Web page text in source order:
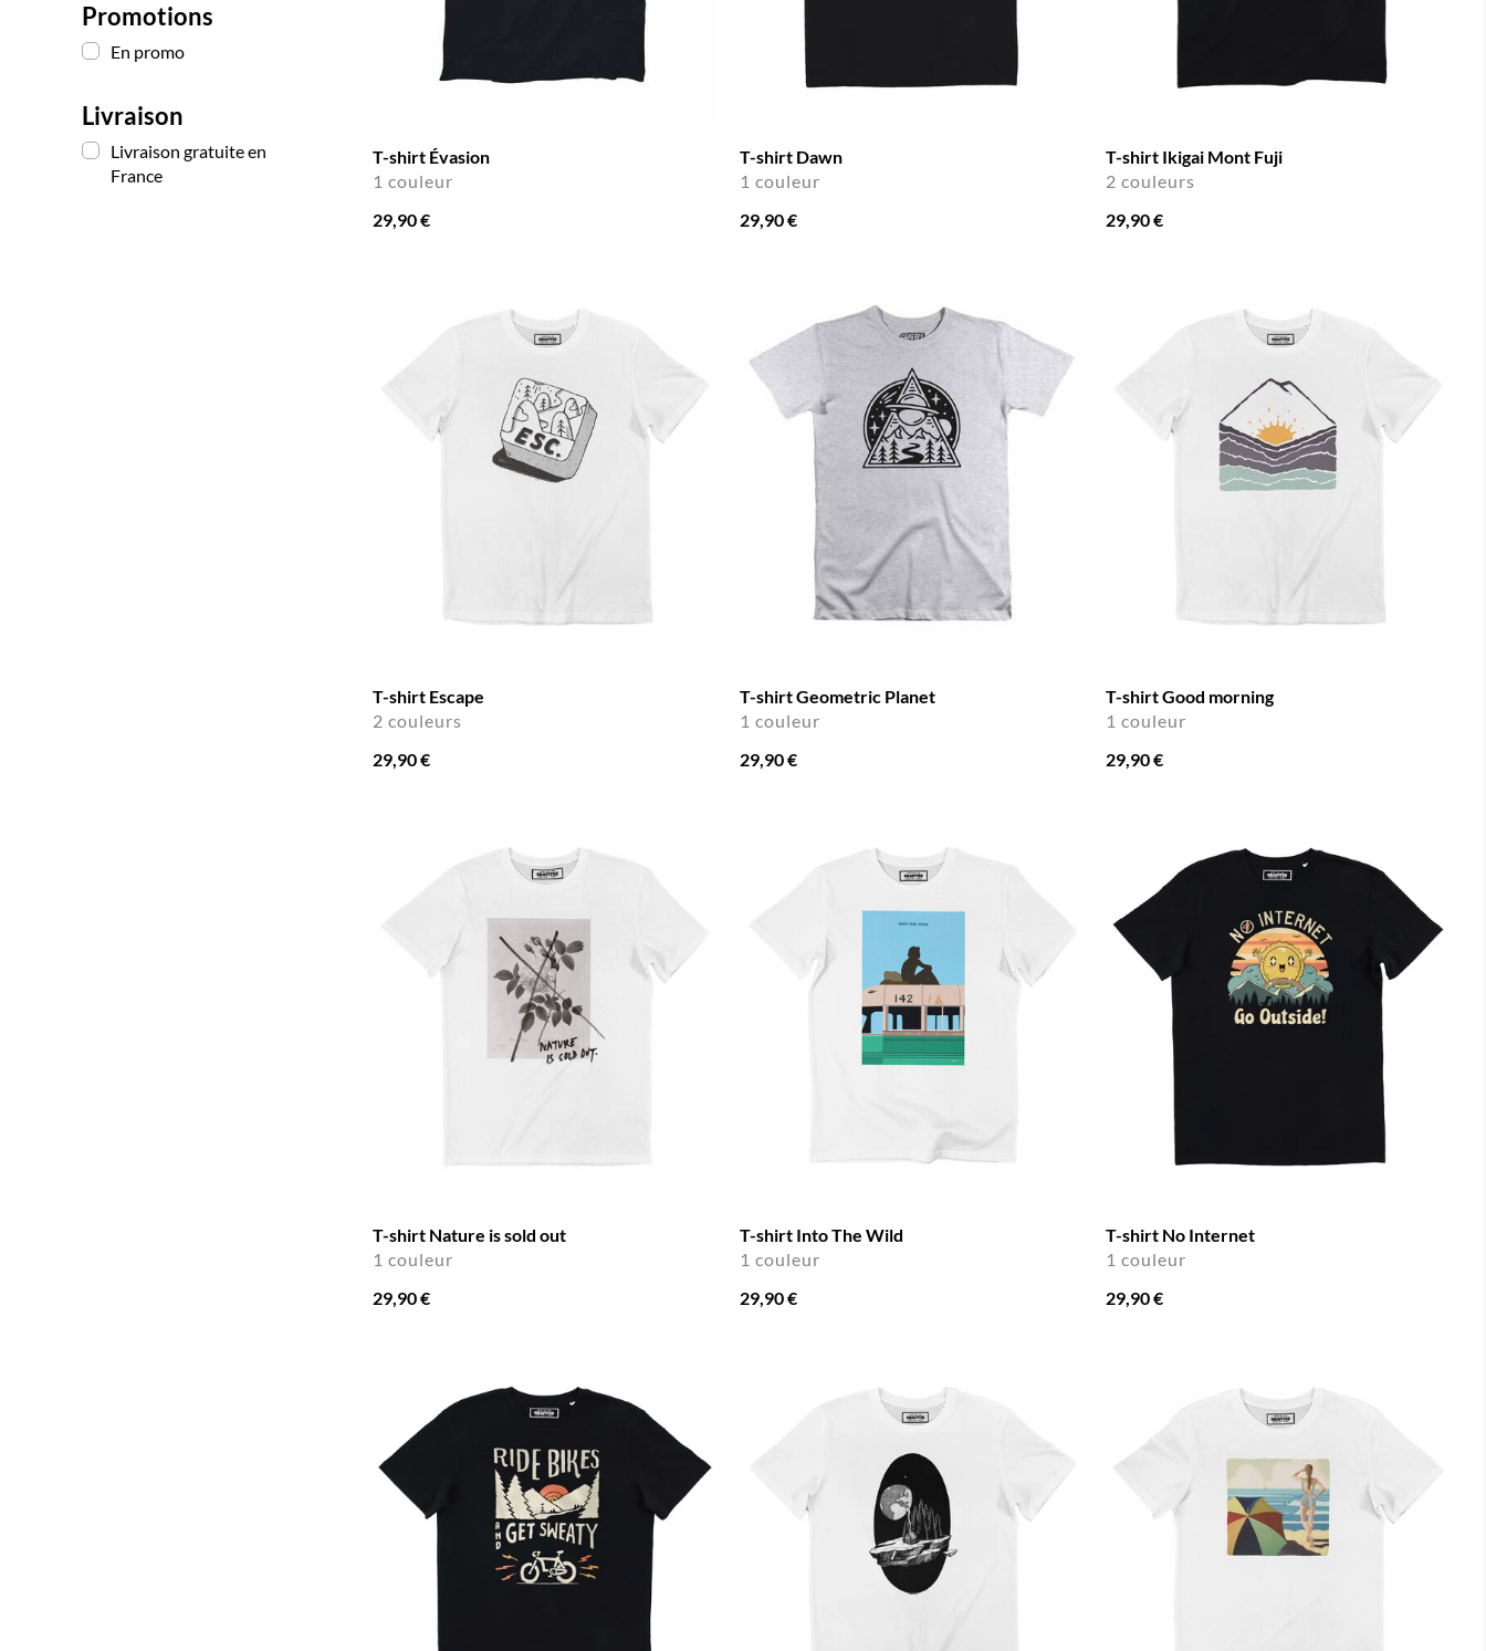
Promotions
En promo
Livraison
Livraison gratuite en
France
T-shirt Évasion
1 couleur
29,90 €
T-shirt Dawn
1 couleur
29,90 €
T-shirt Ikigai Mont Fuji
2 couleurs
29,90 €
T-shirt Escape
2 couleurs
29,90 €
T-shirt Geometric Planet
1 couleur
29,90 €
T-shirt Good morning
1 couleur
29,90 €
T-shirt Nature is sold out
1 couleur
29,90 €
T-shirt Into The Wild
1 couleur
29,90 €
T-shirt No Internet
1 couleur
29,90 €